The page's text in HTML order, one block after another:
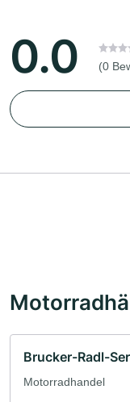
0.0 (0
Brucker-Radl-
Motorradhandel